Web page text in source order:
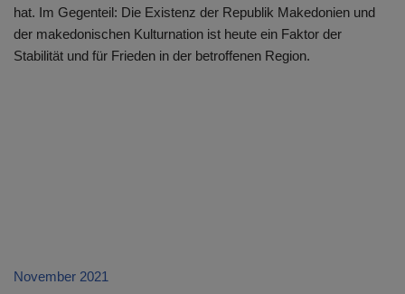
hat. Im Gegenteil: Die Existenz der Republik Makedonien und
der makedonischen Kulturnation ist heute ein Faktor der
Stabilität und für Frieden in der betroffenen Region.
November 2021